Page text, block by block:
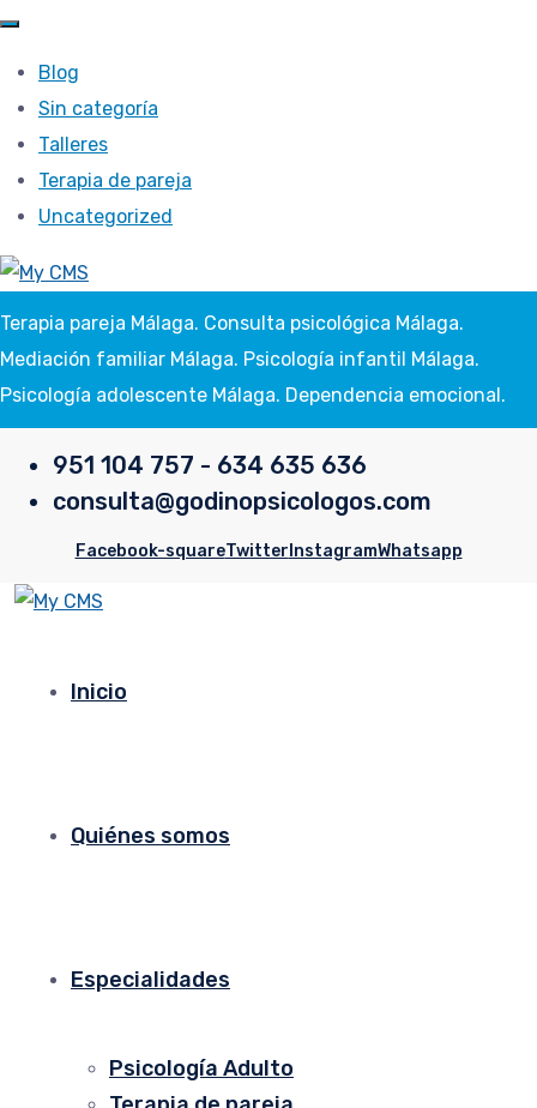
Blog
Sin categoría
Talleres
Terapia de pareja
Uncategorized
Terapia pareja Málaga. Consulta psicológica Málaga.
Mediación familiar Málaga. Psicología infantil Málaga.
Psicología adolescente Málaga. Dependencia emocional.
951 104 757 - 634 635 636
consulta@godinopsicologos.com
Facebook-squareTwitter InstagramWhatsapp
Inicio
Quiénes somos
Especialidades
Psicología Adulto